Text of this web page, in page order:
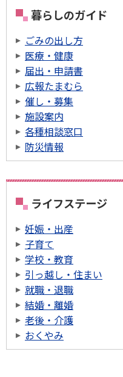
暮らしのガイド
ごみの出し方
医療・健康
届出・申請書
広報たまむら
催し・募集
施設案内
各種相談窓口
防災情報
ライフステージ
妊娠・出産
子育て
学校・教育
引っ越し・住まい
就職・退職
結婚・離婚
老後・介護
おくやみ